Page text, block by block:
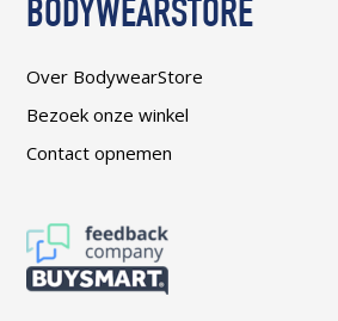
BODYWEARSTORE
Over BodywearStore
Bezoek onze winkel
Contact opnemen